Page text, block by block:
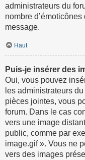
administrateurs du
nombre d’émoticônes
message.
Haut
Puis-je insérer des
Oui, vous pouvez
les administrateurs
pièces jointes, vous
forum. Dans le cas
vers une image
public, comme par
image.gif ». Vous ne
vers des images